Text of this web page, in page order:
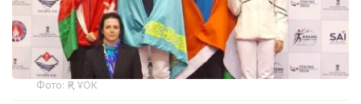
Фото: ҚР ҰОК